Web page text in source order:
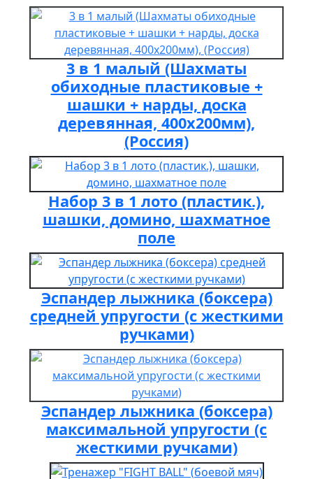
3 в 1 малый (Шахматы
обиходные пластиковые +
шашки + нарды, доска
деревянная, 400х200мм),
(Россия)
Набор 3 в 1 лото (пластик.),
шашки, домино, шахматное
поле
Эспандер лыжника (боксера)
средней упругости (с жесткими
ручками)
Эспандер лыжника (боксера)
максимальной упругости (с
жесткими ручками)